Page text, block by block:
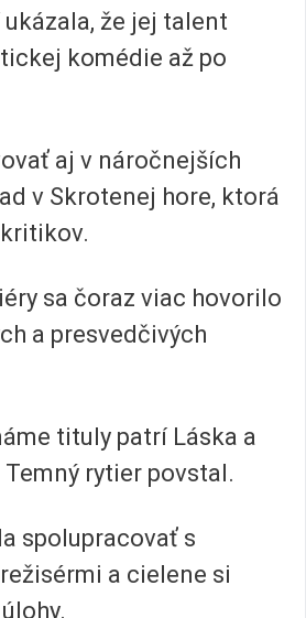
že jej talent
komédie až po
aj v náročnejších
v Skrotenej hore, ktorá
sa čoraz viac hovorilo
a presvedčivých
tituly patrí Láska a
rytier povstal.
spolupracovať s
a cielene si